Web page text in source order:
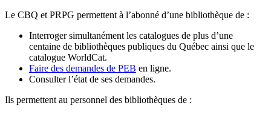
Le CBQ et PRPG permettent à l’abonné d’une bibliothèque de :
Interroger simultanément les catalogues de plus d’une
centaine de bibliothèques publiques du Québec ainsi que le
catalogue WorldCat.
Faire des demandes de PEB en ligne.
Consulter l’état de ses demandes.
Ils permettent au personnel des bibliothèques de :